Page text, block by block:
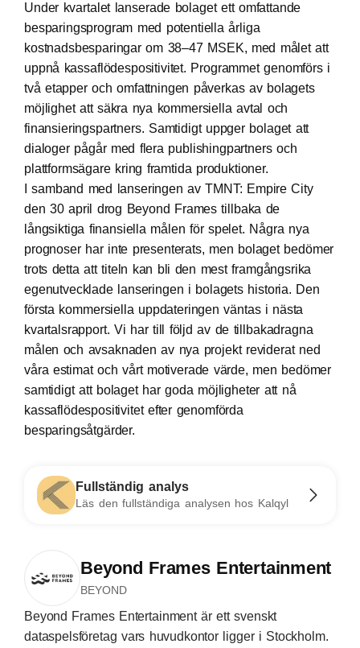
Under kvartalet lanserade bolaget ett omfattande
besparingsprogram med potentiella årliga
kostnadsbesparingar om 38–47 MSEK, med målet att
uppnå kassaflödespositivitet. Programmet genomförs i
två etapper och omfattningen påverkas av bolagets
möjlighet att säkra nya kommersiella avtal och
finansieringspartners. Samtidigt uppger bolaget att
dialoger pågår med flera publishingpartners och
plattformsägare kring framtida produktioner.
I samband med lanseringen av TMNT: Empire City
den 30 april drog Beyond Frames tillbaka de
långsiktiga finansiella målen för spelet. Några nya
prognoser har inte presenterats, men bolaget bedömer
trots detta att titeln kan bli den mest framgångsrika
egenutvecklade lanseringen i bolagets historia. Den
första kommersiella uppdateringen väntas i nästa
kvartalsrapport. Vi har till följd av de tillbakadragna
målen och avsaknaden av nya projekt reviderat ned
våra estimat och vårt motiverade värde, men bedömer
samtidigt att bolaget har goda möjligheter att nå
kassaflödespositivitet efter genomförda
besparingsåtgärder.
Fullständig analys
Läs den fullständiga analysen hos Kalqyl
Beyond Frames Entertainment
BEYOND
Beyond Frames Entertainment är ett svenskt
dataspelsföretag vars huvudkontor ligger i Stockholm.